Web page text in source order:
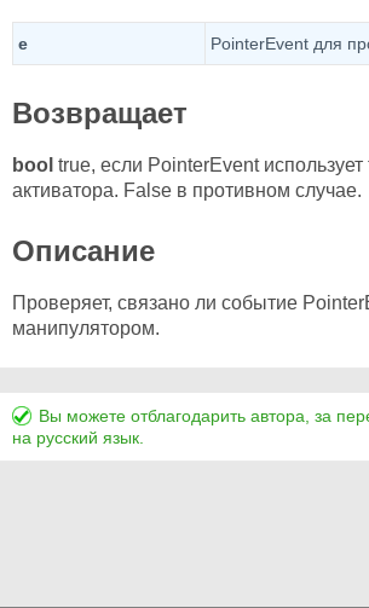
e PointerEvent для
Возвращает
bool true, если PointerEvent
активатора. False в противном случае.
Описание
Проверяет, связано ли событие
манипулятором.
Вы можете отблагодарить автора, за
на русский язык.